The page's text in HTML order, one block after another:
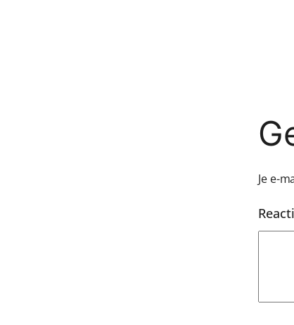
Je e-